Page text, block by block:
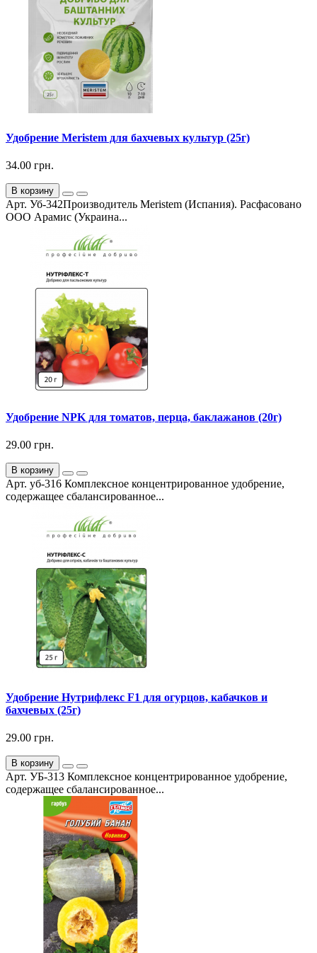
Удобрение Meristem для бахчевых культур (25г)
34.00 грн.
В корзину
Арт. Уб-342Производитель Meristem (Испания). Расфасовано
ООО Арамис (Украина...
Удобрение NPK для томатов, перца, баклажанов (20г)
29.00 грн.
В корзину
Арт. уб-316 Комплексное концентрированное удобрение,
содержащее сбалансированное...
Удобрение Нутрифлекс F1 для огурцов, кабачков и
бахчевых (25г)
29.00 грн.
В корзину
Арт. УБ-313 Комплексное концентрированное удобрение,
содержащее сбалансированное...